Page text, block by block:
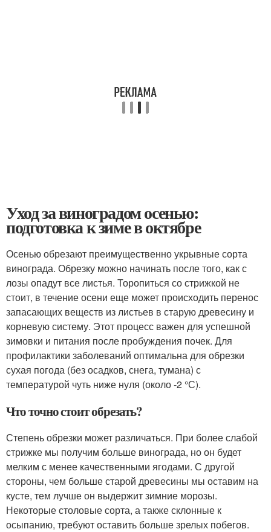
Уход за виноградом осенью:
подготовка к зиме в октябре
Осенью обрезают преимущественно укрывные сорта
винограда. Обрезку можно начинать после того, как с
лозы опадут все листья. Торопиться со стрижкой не
стоит, в течение осени еще может происходить перенос
запасающих веществ из листьев в старую древесину и
корневую систему. Этот процесс важен для успешной
зимовки и питания после пробуждения почек. Для
профилактики заболеваний оптимальна для обрезки
сухая погода (без осадков, снега, тумана) с
температурой чуть ниже нуля (около -2 °С).
Что точно стоит обрезать?
Степень обрезки может различаться. При более слабой
стрижке мы получим больше винограда, но он будет
мелким с менее качественными ягодами. С другой
стороны, чем больше старой древесины мы оставим на
кусте, тем лучше он выдержит зимние морозы.
Некоторые столовые сорта, а также склонные к
осыпанию, требуют оставить больше зрелых побегов.